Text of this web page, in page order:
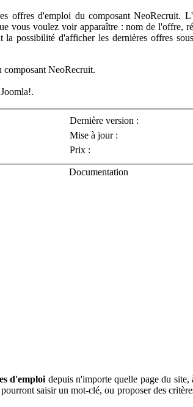
offres d'emploi du composant NeoRecruit.
vous voulez voir apparaître : nom de l'offre,
la possibilité d'afficher les dernières offres
NeoRecruit.
Dernière version :
Mise à jour :
Prix :
Documentation
d'emploi depuis n'importe quelle page du
saisir un mot-clé, ou proposer des